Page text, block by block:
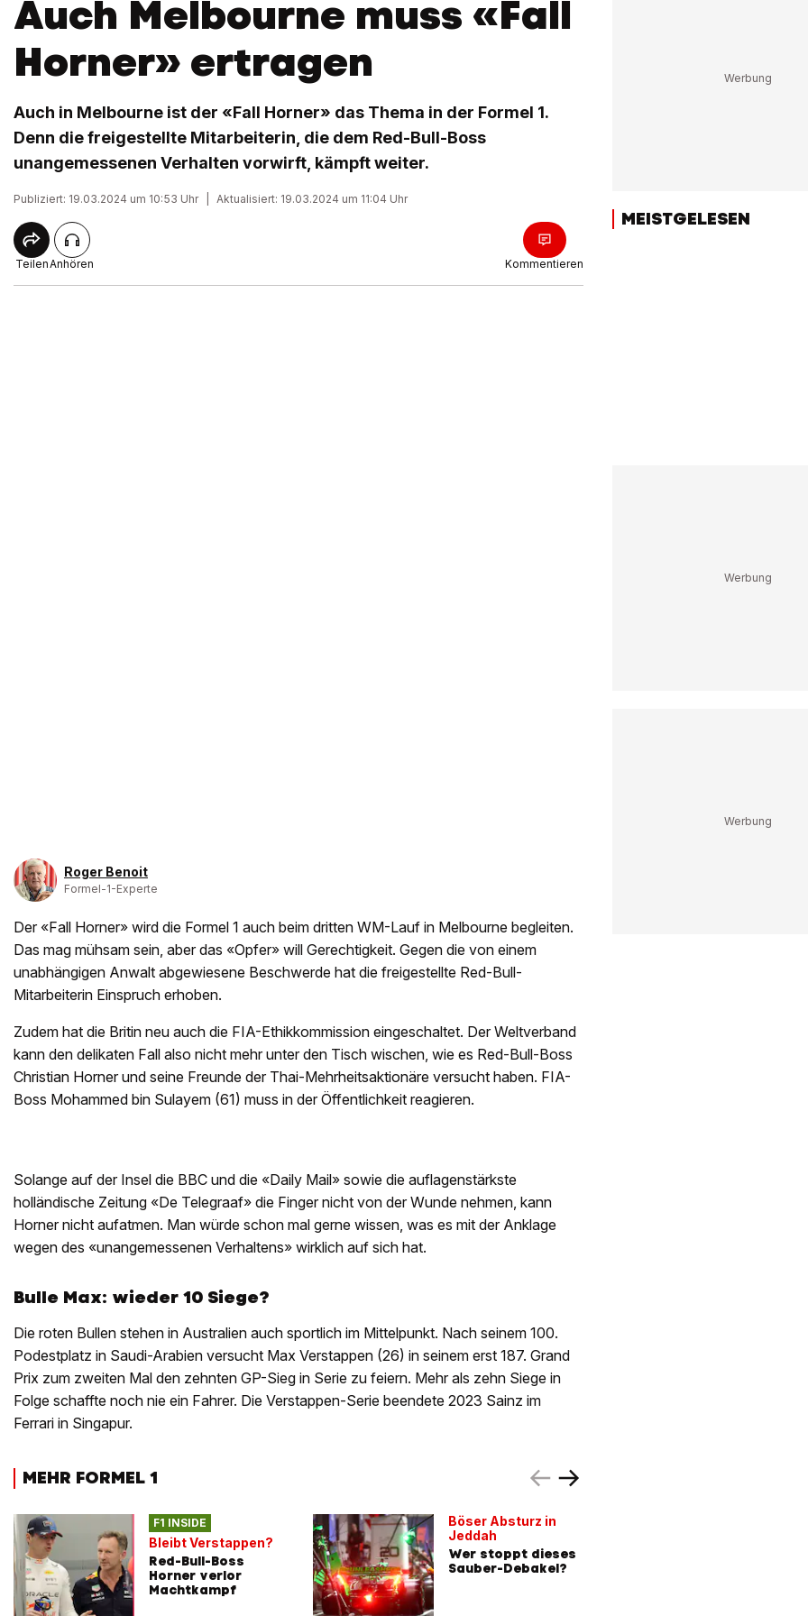
Auch Melbourne muss «Fall
Horner» ertragen
Auch in Melbourne ist der «Fall Horner» das Thema in der Formel 1.
Denn die freigestellte Mitarbeiterin, die dem Red-Bull-Boss
unangemessenen Verhalten vorwirft, kämpft weiter.
Publiziert: 19.03.2024 um 10:53 Uhr Aktualisiert: 19.03.2024 um 11:04 Uhr
TeilenAnhören Kommentieren
Roger Benoit
Formel-1-Experte
Der «Fall Horner» wird die Formel 1 auch beim dritten WM-Lauf in Melbourne begleiten.
Das mag mühsam sein, aber das «Opfer» will Gerechtigkeit. Gegen die von einem
unabhängigen Anwalt abgewiesene Beschwerde hat die freigestellte Red-Bull-
Mitarbeiterin Einspruch erhoben.
Zudem hat die Britin neu auch die FIA-Ethikkommission eingeschaltet. Der Weltverband
kann den delikaten Fall also nicht mehr unter den Tisch wischen, wie es Red-Bull-Boss
Christian Horner und seine Freunde der Thai-Mehrheitsaktionäre versucht haben. FIA-
Boss Mohammed bin Sulayem (61) muss in der Öffentlichkeit reagieren.
Solange auf der Insel die BBC und die «Daily Mail» sowie die auflagenstärkste
holländische Zeitung «De Telegraaf» die Finger nicht von der Wunde nehmen, kann
Horner nicht aufatmen. Man würde schon mal gerne wissen, was es mit der Anklage
wegen des «unangemessenen Verhaltens» wirklich auf sich hat.
Bulle Max: wieder 10 Siege?
Die roten Bullen stehen in Australien auch sportlich im Mittelpunkt. Nach seinem 100.
Podestplatz in Saudi-Arabien versucht Max Verstappen (26) in seinem erst 187. Grand
Prix zum zweiten Mal den zehnten GP-Sieg in Serie zu feiern. Mehr als zehn Siege in
Folge schaffte noch nie ein Fahrer. Die Verstappen-Serie beendete 2023 Sainz im
Ferrari in Singapur.
MEHR FORMEL 1
F1 INSIDE
Bleibt Verstappen?
Red-Bull-Boss
Horner verlor
Machtkampf
Böser Absturz in
Jeddah
Wer stoppt dieses
Sauber-Debakel?
MEISTGELESEN